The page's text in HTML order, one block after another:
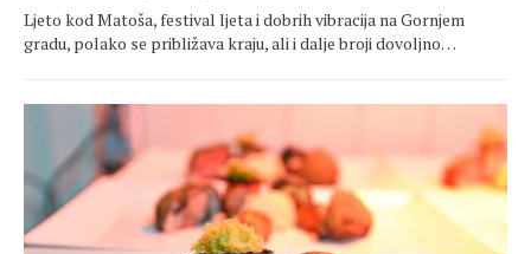
Ljeto kod Matoša, festival ljeta i dobrih vibracija na Gornjem
gradu, polako se približava kraju, ali i dalje broji dovoljno…